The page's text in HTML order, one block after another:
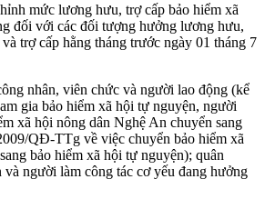
mức lương hưu, trợ cấp bảo hiểm xã
đối với các đối tượng hưởng lương hưu,
trợ cấp hằng tháng trước ngày 01 tháng 7
nhân, viên chức và người lao động (kể
gia bảo hiểm xã hội tự nguyện, người
xã hội nông dân Nghệ An chuyển sang
QĐ-TTg về việc chuyển bảo hiểm xã
bảo hiểm xã hội tự nguyện); quân
và người làm công tác cơ yếu đang hưởng